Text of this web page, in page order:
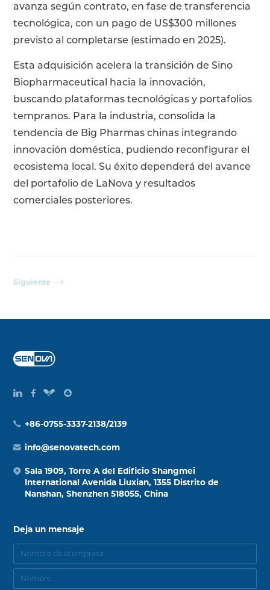
avanza según contrato, en fase de transferencia
tecnológica, con un pago de US$300 millones
previsto al completarse (estimado en 2025).
Esta adquisición acelera la transición de Sino
Biopharmaceutical hacia la innovación,
buscando plataformas tecnológicas y portafolios
tempranos. Para la industria, consolida la
tendencia de Big Pharmas chinas integrando
innovación doméstica, pudiendo reconfigurar el
ecosistema local. Su éxito dependerá del avance
del portafolio de LaNova y resultados
comerciales posteriores.
Siguiente
+86-0755-3337-2138/2139
info@senovatech.com
Sala 1909, Torre A del Edificio Shangmei
International Avenida Liuxian, 1355 Distrito de
Nanshan, Shenzhen 518055, China
Deja un mensaje